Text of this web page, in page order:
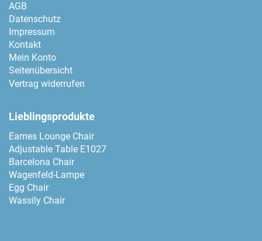
AGB
Datenschutz
Impressum
Kontakt
Mein Konto
Seitenübersicht
Vertrag widerrufen
Lieblingsprodukte
Eames Lounge Chair
Adjustable Table E1027
Barcelona Chair
Wagenfeld-Lampe
Egg Chair
Wassily Chair